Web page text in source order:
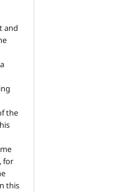
and
the
for
this